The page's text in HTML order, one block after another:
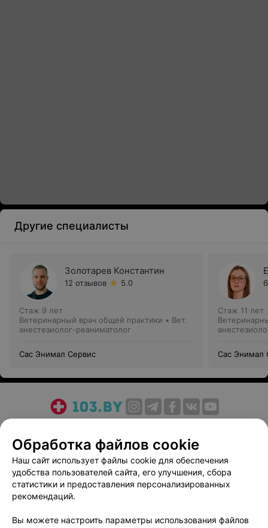
Другие специалисты
Золотарев Константин
12 отзывов 5.0
Стаж 9 лет
Ветеринарный врач общей практики • Вет.
анестезиолог-реаниматолог
Сас Энимал Сервис
Стаж 11 лет
Сас Энимал
Медицинский маркетинг
Публичный договор
Пользовательское соглашение
Способы оплаты
Вакансии
Партнеры
Написать руководителю 103.by
Персональные настройки cookie
Обработка файлов cookie
Наш сайт использует файлы cookie для обеспечения
удобства пользователей сайта, его улучшения, сбора
статистики и предоставления персонализированных
рекомендаций.
Вы можете настроить параметры использования файлов